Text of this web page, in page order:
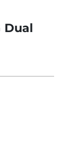
Dual